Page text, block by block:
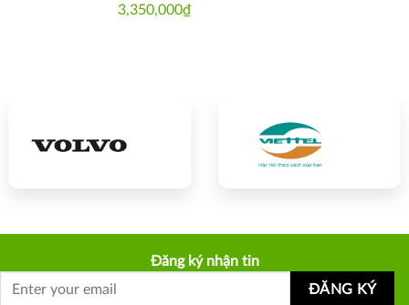
3,350,000₫
Đăng ký nhận tin